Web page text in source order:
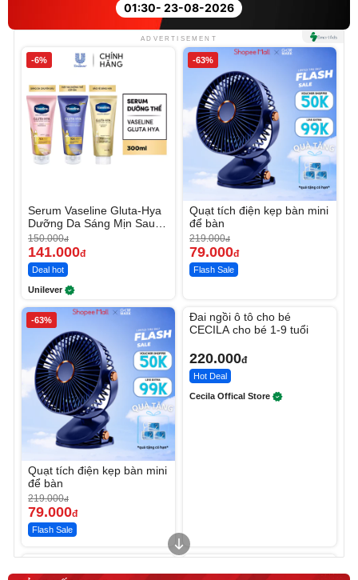
01:30- 23-08-2026
ADVERTISEMENT
-6%
Serum Vaseline Gluta-Hya
Dưỡng Da Sáng Mịn Sau 7
Ngày
150.000đ
141.000đ
Deal hot
Unilever
-63%
Quạt tích điện kẹp bàn mini
để bàn
219.000đ
79.000đ
Flash Sale
-63%
Quạt tích điện kẹp bàn mini
để bàn
219.000đ
79.000đ
Flash Sale
Đai ngồi ô tô cho bé
CECILA cho bé 1-9 tuổi
220.000đ
Hot Deal
Cecila Offical Store
tức thì Vaseline Body
D2-001 - Thông Minh